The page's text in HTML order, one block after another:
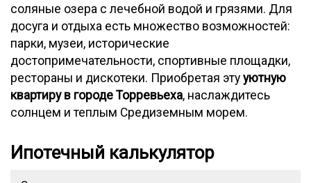
соляные озера с лечебной водой и грязями. Для
досуга и отдыха есть множество возможностей:
парки, музеи, исторические
достопримечательности, спортивные площадки,
рестораны и дискотеки. Приобретая эту уютную
квартиру в городе Торревьеха, наслаждитесь
солнцем и теплым Средиземным морем.
Ипотечный калькулятор